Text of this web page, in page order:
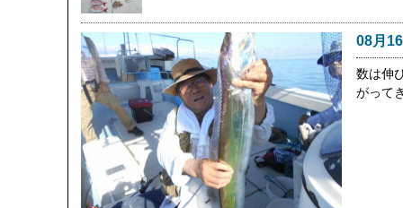
08月
数は伸
がって